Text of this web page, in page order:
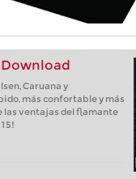
Download
Caruana y
más confortable y más
las ventajas del flamante